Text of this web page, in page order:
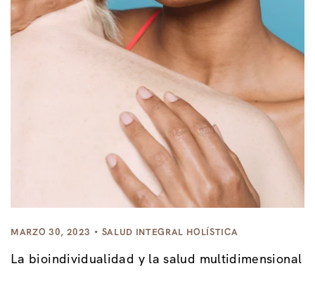
MARZO 30, 2023 SALUD INTEGRAL HOLÍSTICA
La bioindividualidad y la salud multidimensional